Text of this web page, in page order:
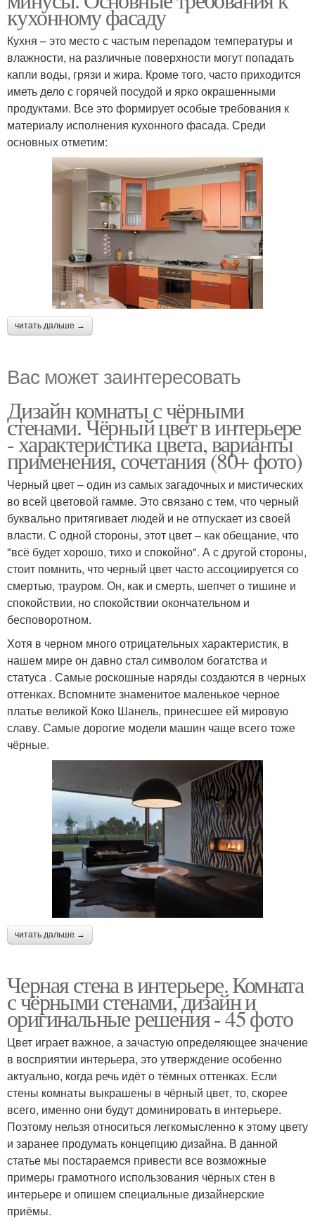
кухонному фасаду
Кухня – это место с частым перепадом температуры и
влажности, на различные поверхности могут попадать
капли воды, грязи и жира. Кроме того, часто приходится
иметь дело с горячей посудой и ярко окрашенными
продуктами. Все это формирует особые требования к
материалу исполнения кухонного фасада. Среди
основных отметим:
читать дальше →
Вас может заинтересовать
Дизайн комнаты с чёрными
стенами. Чёрный цвет в интерьере
- характеристика цвета, варианты
применения, сочетания (80+ фото)
Черный цвет – один из самых загадочных и мистических
во всей цветовой гамме. Это связано с тем, что черный
буквально притягивает людей и не отпускает из своей
власти. С одной стороны, этот цвет – как обещание, что
"всё будет хорошо, тихо и спокойно". А с другой стороны,
стоит помнить, что черный цвет часто ассоциируется со
смертью, трауром. Он, как и смерть, шепчет о тишине и
спокойствии, но спокойствии окончательном и
бесповоротном.
Хотя в черном много отрицательных характеристик, в
нашем мире он давно стал символом богатства и
статуса . Самые роскошные наряды создаются в черных
оттенках. Вспомните знаменитое маленькое черное
платье великой Коко Шанель, принесшее ей мировую
славу. Самые дорогие модели машин чаще всего тоже
чёрные.
читать дальше →
Черная стена в интерьере. Комната
с чёрными стенами, дизайн и
оригинальные решения - 45 фото
Цвет играет важное, а зачастую определяющее значение
в восприятии интерьера, это утверждение особенно
актуально, когда речь идёт о тёмных оттенках. Если
стены комнаты выкрашены в чёрный цвет, то, скорее
всего, именно они будут доминировать в интерьере.
Поэтому нельзя относиться легкомысленно к этому цвету
и заранее продумать концепцию дизайна. В данной
статье мы постараемся привести все возможные
примеры грамотного использования чёрных стен в
интерьере и опишем специальные дизайнерские
приёмы.